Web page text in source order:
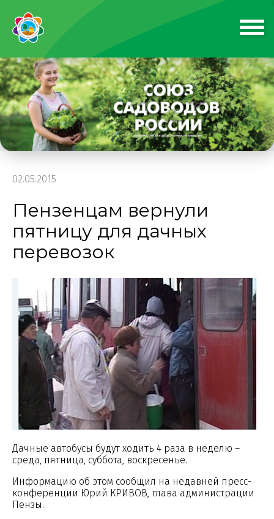
02.05.2015
Пензенцам вернули
пятницу для дачных
перевозок
Дачные автобусы будут ходить 4 раза в неделю –
среда, пятница, суббота, воскресенье.
Информацию об этом сообщил на недавней пресс-
конференции Юрий КРИВОВ, глава администрации
Пензы.